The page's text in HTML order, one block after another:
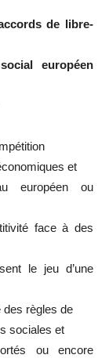
de libre-
européen
et
européen ou
face à des
le jeu d’une
des règles de
sociales et
ou encore